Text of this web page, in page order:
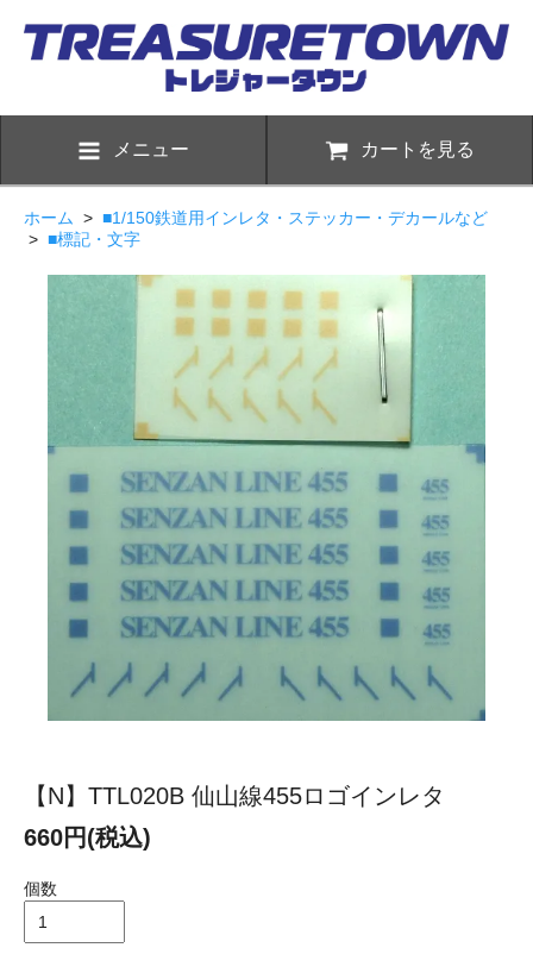
メニュー カートを見る
ホーム > ■1/150鉄道用インレタ・ステッカー・デカールなど
> ■標記・文字
【N】TTL020B 仙山線455ロゴインレタ
660円(税込)
個数